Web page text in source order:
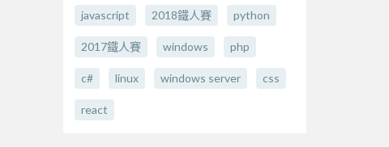
javascript 2018鐵人賽 python
2017鐵人賽 windows php
c# linux windows server css
react